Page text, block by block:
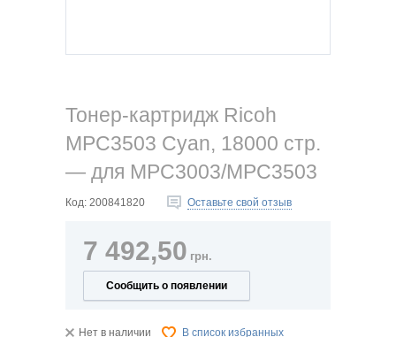
Тонер-картридж Ricoh
MPC3503 Cyan, 18000 стр.
— для MPC3003/MPC3503
Код: 200841820 Оставьте свой отзыв
7 492,50 грн.
Сообщить о появлении
Нет в наличии В список избранных